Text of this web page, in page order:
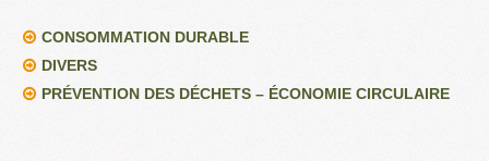
CONSOMMATION DURABLE
DIVERS
PRÉVENTION DES DÉCHETS – ÉCONOMIE CIRCULAIRE